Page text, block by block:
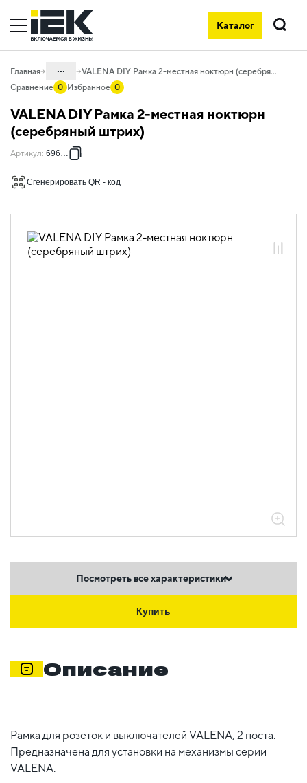
Каталог
Поиск
Главная ...
06. Изделия электроустановочные,
удлинители и силовые разъемы
06.01 Электроустановочные изделия
06.01.14 Электроустановочные
06.01.14.ХХ Продукция, выведенная из
VALENA DIY Рамка 2-местная ноктюрн (серебряный штрих)
Сравнение 0 Избранное 0
VALENA DIY Рамка 2-местная ноктюрн
(серебряный штрих)
Артикул: 696739
Сгенерировать QR - код
Посмотреть все характеристики
Купить
Описание
Рамка для розеток и выключателей VALENA, 2 поста.
Предназначена для установки на механизмы серии
VALENA.